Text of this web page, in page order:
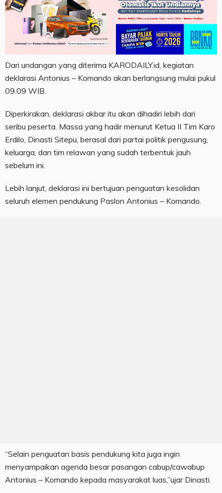
Dari undangan yang diterima KARODAILY.id, kegiatan
deklarasi Antonius – Komando akan berlangsung mulai pukul
09.09 WIB.
Diperkirakan, deklarasi akbar itu akan dihadiri lebih dari
seribu peserta. Massa yang hadir menurut Ketua II Tim Karo
Erdilo, Dinasti Sitepu, berasal dari partai politik pengusung,
keluarga, dan tim relawan yang sudah terbentuk jauh
sebelum ini.
Lebih lanjut, deklarasi ini bertujuan penguatan kesolidan
seluruh elemen pendukung Paslon Antonius – Komando.
“Selain penguatan basis pendukung kita juga ingin
menyampaikan agenda besar pasangan cabup/cawabup
Antonius – Komando kepada masyarakat luas,”ujar Dinasti.